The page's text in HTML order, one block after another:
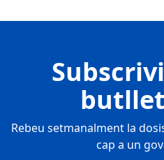
Rebeu setmanalment la
cap a un